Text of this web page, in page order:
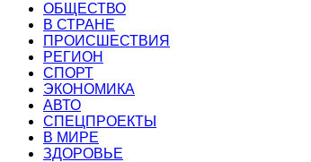
ОБЩЕСТВО
В СТРАНЕ
ПРОИСШЕСТВИЯ
РЕГИОН
CПОРТ
ЭКОНОМИКА
АВТО
СПЕЦПРОЕКТЫ
В МИРЕ
ЗДОРОВЬЕ